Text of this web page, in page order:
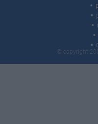
© copyright